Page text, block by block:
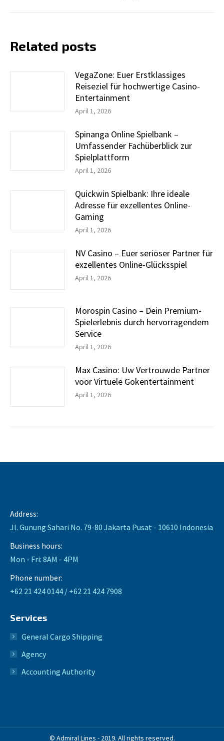
Related posts
VegaZone: Euer Erstklassiges
Reiseziel für hochwertige Casino-
Entertainment
April 1, 2026
Spinanga Online Spielbank –
Umfassender Fachüberblick zur
Spielplattform
April 1, 2026
Quickwin Spielbank: Ihre ideale
Adresse für exzellentes Online-
Gaming
April 1, 2026
NV Casino – Euer seriöser Partner für
exzellentes Online-Glücksspiel
April 1, 2026
Morospin Casino – Dein Premium-
Spielerlebnis durch hervorragendem
Service
April 1, 2026
Max Casino: Uw Vertrouwde Partner
voor Virtuele Gokentertainment
April 1, 2026
Address:
Jl. Gunung Sahari No. 79-80 Jakarta Pusat - 10610 Indonesia
Business hours:
Mon - Fri: 8AM - 4PM
Phone number:
+62 21 424 0144 / +62 21 424 7908
Services
General Cargo Shipping
Agency
Accounting Authority
© Admiral Lines - 2019. All rights reserved.